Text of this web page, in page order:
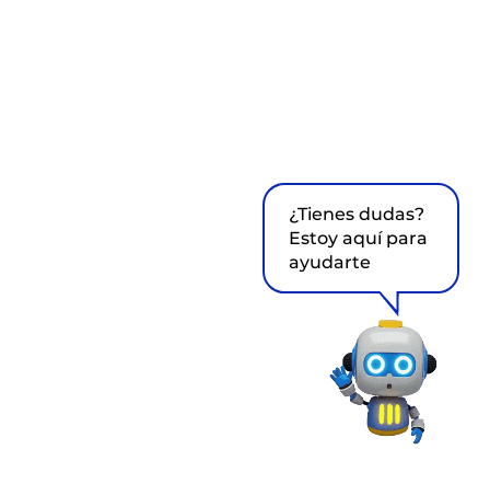
¿Tienes dudas?
Estoy aquí para
ayudarte